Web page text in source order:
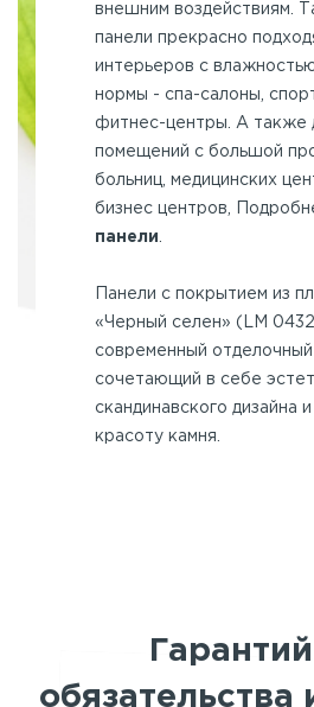
внешним воздействиям.
панели прекрасно
интерьеров с
нормы - спа-салоны,
фитнес-центры. А также
помещений с большой
больниц, медицинских
бизнес центров,
панели
Панели с покрытием из
«Черный селен» (LM
современный
сочетающий в себе
скандинавского дизайна
красоту камня.
обязательства